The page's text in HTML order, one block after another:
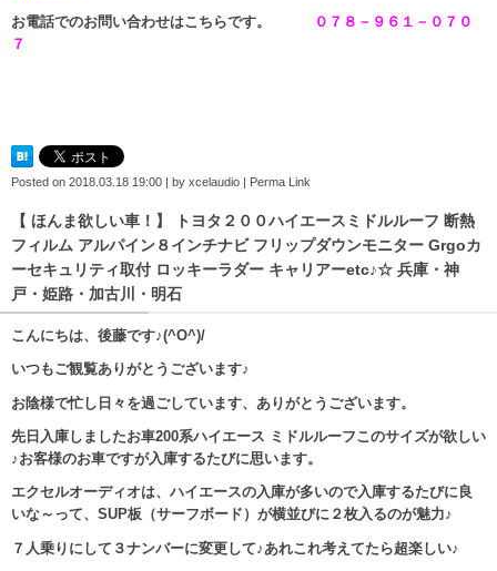
お電話でのお問い合わせはこちらです。
０７８－９６１－０７０
７
Posted on 2018.03.18 19:00 | by xcelaudio | Perma Link
【 ほんま欲しい車！】 トヨタ２００ハイエースミドルルーフ 断熱
フィルム アルパイン８インチナビ フリップダウンモニター Grgoカ
ーセキュリティ取付 ロッキーラダー キャリアーetc♪☆ 兵庫・神
戸・姫路・加古川・明石
こんにちは、後藤です♪(^O^)/
いつもご観覧ありがとうございます♪
お陰様で忙し日々を過ごしています、ありがとうございます。
先日入庫しましたお車200系ハイエース ミドルルーフこのサイズが欲しい
♪お客様のお車ですが入庫するたびに思います。
エクセルオーディオは、ハイエースの入庫が多いので入庫するたびに良
いな～って、SUP板（サーフボード）が横並びに２枚入るのが魅力♪
７人乗りにして３ナンバーに変更して♪あれこれ考えてたら超楽しい♪